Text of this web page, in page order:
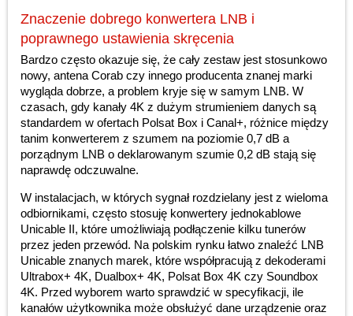
Znaczenie dobrego konwertera LNB i
poprawnego ustawienia skręcenia
Bardzo często okazuje się, że cały zestaw jest stosunkowo
nowy, antena Corab czy innego producenta znanej marki
wygląda dobrze, a problem kryje się w samym LNB. W
czasach, gdy kanały 4K z dużym strumieniem danych są
standardem w ofertach Polsat Box i Canal+, różnice między
tanim konwerterem z szumem na poziomie 0,7 dB a
porządnym LNB o deklarowanym szumie 0,2 dB stają się
naprawdę odczuwalne.
W instalacjach, w których sygnał rozdzielany jest z wieloma
odbiornikami, często stosuję konwertery jednokablowe
Unicable II, które umożliwiają podłączenie kilku tunerów
przez jeden przewód. Na polskim rynku łatwo znaleźć LNB
Unicable znanych marek, które współpracują z dekoderami
Ultrabox+ 4K, Dualbox+ 4K, Polsat Box 4K czy Soundbox
4K. Przed wyborem warto sprawdzić w specyfikacji, ile
kanałów użytkownika może obsłużyć dane urządzenie oraz